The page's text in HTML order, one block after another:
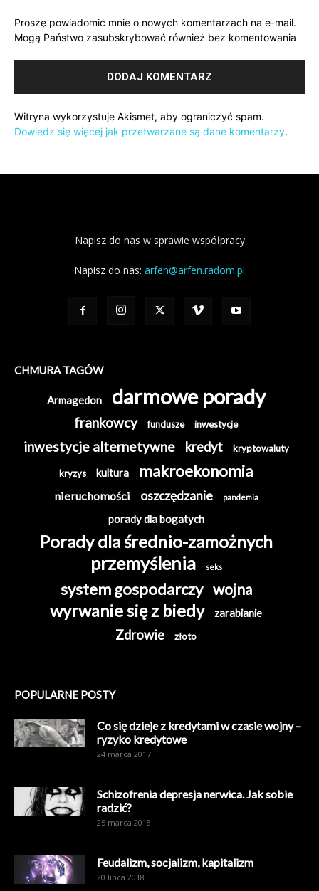
Proszę powiadomić mnie o nowych komentarzach na e-mail.
Mogą Państwo zasubskrybować również bez komentowania
Witryna wykorzystuje Akismet, aby ograniczyć spam.
Dowiedz się więcej jak przetwarzane są dane komentarzy.
Napisz do nas w sprawie współpracy
Napisz do nas: arfen@arfen.radom.pl
CHMURA TAGÓW
Armagedon darmowe porady
frankowcy fundusze inwestycje
inwestycje alternetywne kredyt kryptowaluty
kryzys kultura makroekonomia
nieruchomości oszczędzanie pandemia
porady dla bogatych
Porady dla średnio-zamożnych
przemyślenia seks
system gospodarczy wojna
wyrwanie się z biedy zarabianie
Zdrowie złoto
POPULARNE POSTY
Co się dzieje z kredytami w czasie wojny –
ryzyko kredytowe
24 marca 2017
Schizofrenia depresja nerwica. Jak sobie
radzić?
25 marca 2018
Feudalizm, socjalizm, kapitalizm
20 lipca 2018